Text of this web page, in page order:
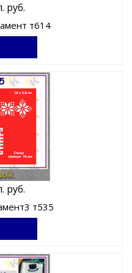
руб.
т614
руб.
т535